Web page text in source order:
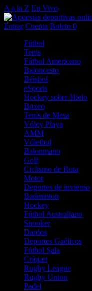
A a la Z En Vivo
Entrar Cuenta Boleto 0
Fútbol
Tenis
Fútbol Americano
Baloncesto
Béisbol
eSports
Hockey sobre Hielo
Boxeo
Tenis de Mesa
Vóley Playa
AMM
Vóleibol
Balonmano
Golf
Ciclismo de Ruta
Motor
Deportes de invierno
Badminton
Hockey
Fútbol Australiano
Snooker
Dardos
Deportes Gaélicos
Fútbol Sala
Críquet
Rugby League
Rugby Union
Padel